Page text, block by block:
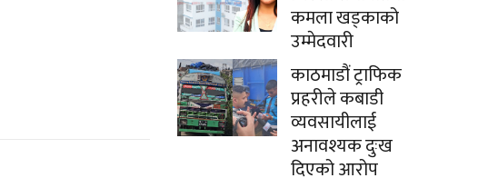
कमला खड्काको
उम्मेदवारी
काठमाडौं ट्राफिक
प्रहरीले कबाडी
व्यवसायीलाई
अनावश्यक दुःख
दिएको आरोप